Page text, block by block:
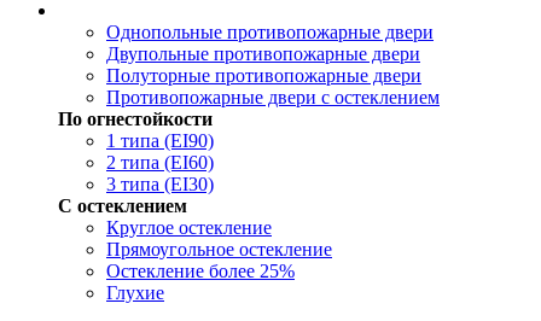
Однопольные противопожарные двери
Двупольные противопожарные двери
Полуторные противопожарные двери
Противопожарные двери с остеклением
По огнестойкости
1 типа (EI90)
2 типа (EI60)
3 типа (EI30)
С остеклением
Круглое остекление
Прямоугольное остекление
Остекление более 25%
Глухие